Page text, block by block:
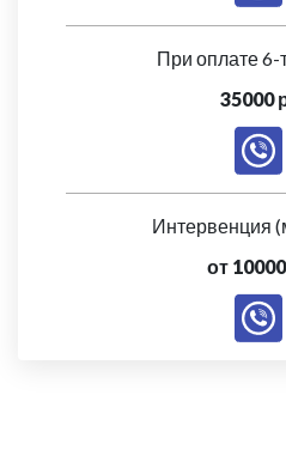
При оплате 6-
35000
Интервенция
от